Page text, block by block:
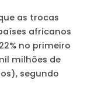
as trocas
africanos
no primeiro
milhões de
segundo